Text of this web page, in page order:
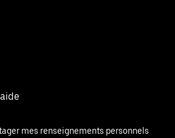
mes renseignements personnels